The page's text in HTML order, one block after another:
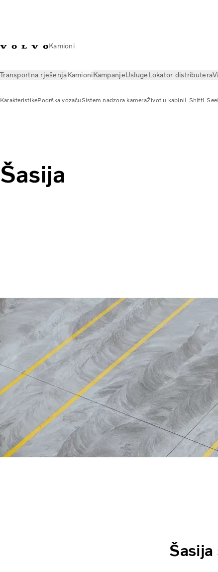
Kamioni
Transportna rješenjaKamioniKampanjeUslugeLokator distributera
KarakteristikePodrška vozaču Sistem nadzora kameraŽivot u kabiniI-ShiftI-See
Šasija